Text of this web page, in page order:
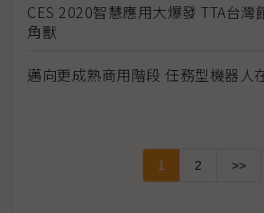
CES 2020智慧應用大爆發 TTA台灣
角獸
邁向更成熟商用階段 任務型機器人
1 2 >>